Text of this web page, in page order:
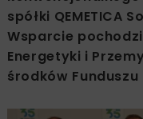
spółki QEMETICA
Wsparcie
Energetyki i
środków